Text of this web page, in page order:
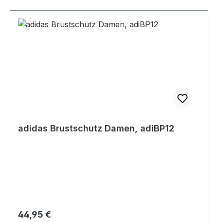
adidas Brustschutz Damen, adiBP12
Regulärer Preis:
44,95 €